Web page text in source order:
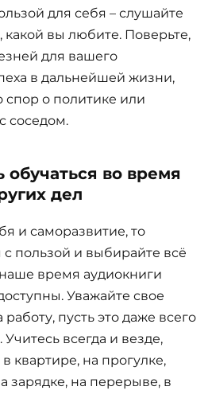
для себя – слушайте
вы любите. Поверьте,
для вашего
в дальнейшей жизни,
спор о политике или
соседом.
во время
дел
и саморазвитие, то
с пользой и выбирайте всё
время аудиокниги
Уважайте свое
пусть это даже всего
всегда и везде,
квартире, на прогулке,
зарядке, на перерыве, в